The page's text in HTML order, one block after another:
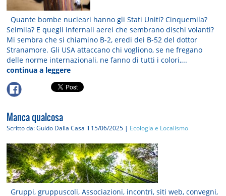
Quante bombe nucleari hanno gli Stati Uniti? Cinquemila?
Seimila? E quegli infernali aerei che sembrano dischi volanti?
Mi sembra che si chiamino B-2, eredi dei B-52 del dottor
Stranamore. Gli USA attaccano chi vogliono, se ne fregano
delle norme internazionali, ne fanno di tutti i colori,...
continua a leggere
Manca qualcosa
Scritto da: Guido Dalla Casa il 15/06/2025 | Ecologia e Localismo
Gruppi, gruppuscoli, Associazioni, incontri, siti web, convegni,